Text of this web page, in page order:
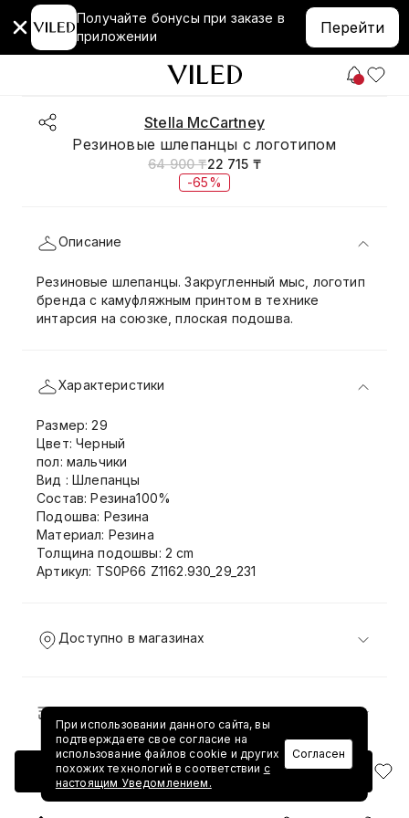
Получайте бонусы при заказе в
приложении
Перейти
Stella McCartney
Резиновые шлепанцы с логотипом
64 900 ₸22 715 ₸
-65%
Добавить в корзину
Описание
Резиновые шлепанцы. Закругленный мыс, логотип
бренда с камуфляжным принтом в технике
интарсия на союзке, плоская подошва.
Характеристики
Размер: 29
Цвет: Черный
пол: мальчики
Вид : Шлепанцы
Состав: Резина100%
Подошва: Резина
Материал: Резина
Толщина подошвы: 2 cm
Артикул: TS0P66 Z1162.930_29_231
Доступно в магазинах
Доставка и возврат
При использовании данного сайта, вы
подтверждаете свое согласие на
использование файлов cookie и других
похожих технологий в соответствии с
настоящим Уведомлением.
Согласен